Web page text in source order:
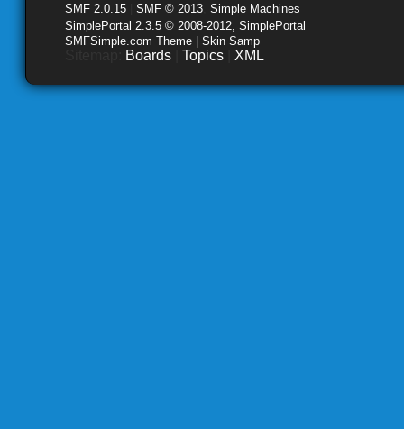
SMF 2.0.15 SMF © 2013 Simple Machines
SimplePortal 2.3.5 © 2008-2012, SimplePortal
SMFSimple.com Theme | Skin Samp
Boards Topics XML